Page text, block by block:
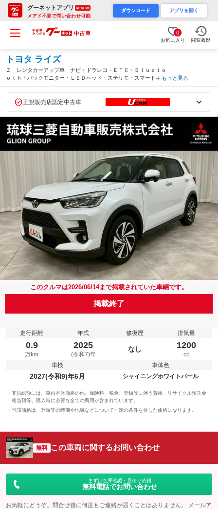
グーネットアプリ RENEW
メアド不要で問い合わせ可能
ダウンロード アプリを開く
0
お気に入り 閲覧履歴
トヨタ ライズ
Ｚ レンタカーアップ車 ナビ・ドラレコ・ＥＴＣ・Ｂｌｕｅｔｏ
ｏｔｈ・バックモニター・ＬＥＤヘッド・ステリモ・スマートキ
ー・プッシュスタート・オートエアコン・シートヒーター・レーン
もっと見る
正規販売店認定中古車
このクルマは2026/06/14まで掲載されていた車輛です。
掲載終了
走行距離
0.9
万km
年式
2025
(令和7)年
修復歴
なし
排気量
1200
cc
車検
2027(令和9)年6月
車体色
シャイニングホワイトパール
支払総額には、車両本体価格の他、保険料、税金、登録等に伴う費用、リサイクル預託金
相当額等、購入時に必要な全ての費用が含まれています。
当該価格は、登録等の時期や地域などについて一定の条件を付した価格になります。
無料 この車両に関するお問い合わせ
まずは在庫確認・見積り依頼
無料電話でお問い合わせ
お気軽にどうぞ。問合せ後に何度もご連絡が届くことはありません。 メールア